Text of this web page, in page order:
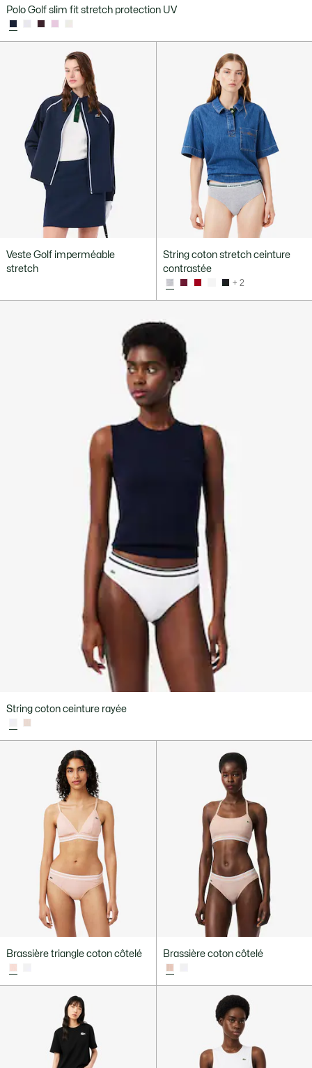
Polo Golf slim fit stretch protection UV
Veste Golf imperméable
stretch
String coton stretch ceinture
contrastée
+ 2
String coton ceinture rayée
Brassière triangle coton côtelé Brassière coton côtelé